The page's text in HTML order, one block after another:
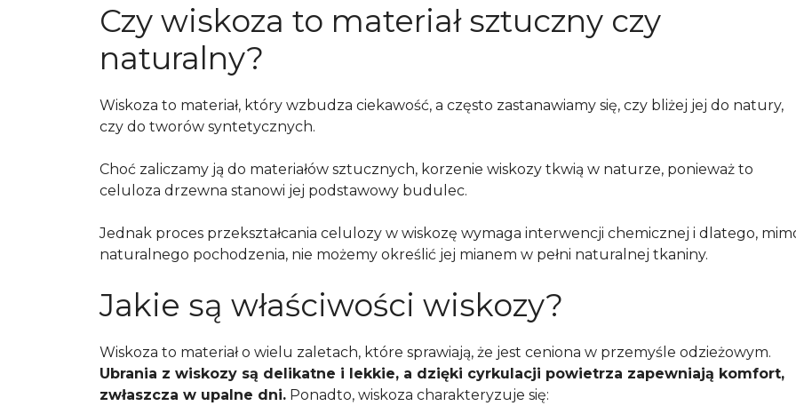
Czy wiskoza to materiał sztuczny czy
naturalny?
Wiskoza to materiał, który wzbudza ciekawość, a często zastanawiamy się, czy bliżej jej do natury,
czy do tworów syntetycznych.
Choć zaliczamy ją do materiałów sztucznych, korzenie wiskozy tkwią w naturze, ponieważ to
celuloza drzewna stanowi jej podstawowy budulec.
Jednak proces przekształcania celulozy w wiskozę wymaga interwencji chemicznej i dlatego,
naturalnego pochodzenia, nie możemy określić jej mianem w pełni naturalnej tkaniny.
Jakie są właściwości wiskozy?
Wiskoza to materiał o wielu zaletach, które sprawiają, że jest ceniona w przemyśle odzieżowym.
Ubrania z wiskozy są delikatne i lekkie, a dzięki cyrkulacji powietrza zapewniają komfort,
zwłaszcza w upalne dni. Ponadto, wiskoza charakteryzuje się: